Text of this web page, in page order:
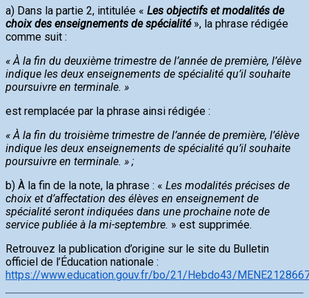
a) Dans la partie 2, intitulée « Les objectifs et modalités de
choix des enseignements de spécialité», la phrase rédigée
comme suit :
« À la fin du deuxième trimestre de l’année de première, l’élève
indique les deux enseignements de spécialité qu’il souhaite
poursuivre en terminale. »
est remplacée par la phrase ainsi rédigée :
« À la fin du troisième trimestre de l’année de première, l’élève
indique les deux enseignements de spécialité qu’il souhaite
poursuivre en terminale. » ;
b) À la fin de la note, la phrase : « Les modalités précises de
choix et d’affectation des élèves en enseignement de
spécialité seront indiquées dans une prochaine note de
service publiée à la mi-septembre. » est supprimée.
Retrouvez la publication d’origine sur le site du Bulletin
officiel de l’Éducation nationale :
https://www.education.gouv.fr/bo/21/Hebdo43/